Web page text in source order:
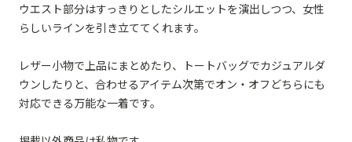
ウエスト部分はすっきりとしたシルエットを演出しつつ、女性
らしいラインを引き立ててくれます。
レザー小物で上品にまとめたり、トートバッグでカジュアルダ
ウンしたりと、合わせるアイテム次第でオン・オフどちらにも
対応できる万能な一着です。